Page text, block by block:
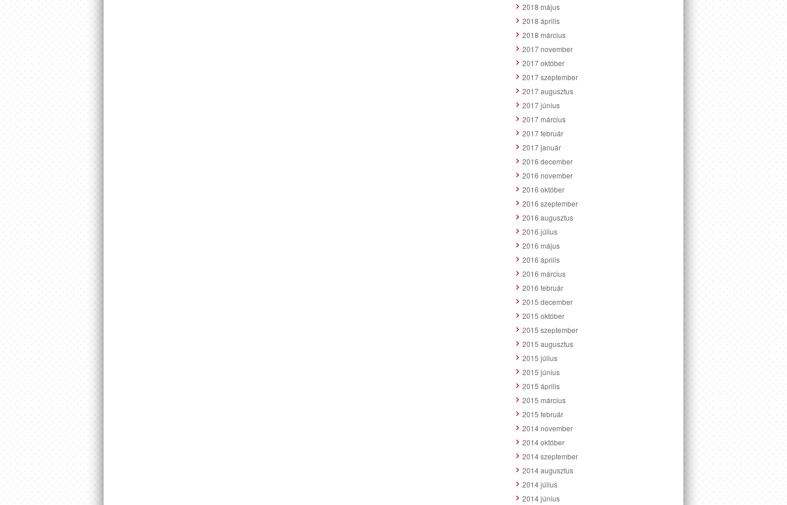
2018 május
2018 április
2018 március
2017 november
2017 október
2017 szeptember
2017 augusztus
2017 június
2017 március
2017 február
2017 január
2016 december
2016 november
2016 október
2016 szeptember
2016 augusztus
2016 július
2016 május
2016 április
2016 március
2016 február
2015 december
2015 október
2015 szeptember
2015 augusztus
2015 július
2015 június
2015 április
2015 március
2015 február
2014 november
2014 október
2014 szeptember
2014 augusztus
2014 július
2014 június